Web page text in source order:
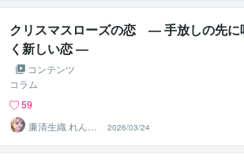
クリスマスローズの恋 ― 手放しの先に
く新しい恋 ―
コンテンツ
コラム
59
廉清生織 れんせ
い さき
2026/03/24